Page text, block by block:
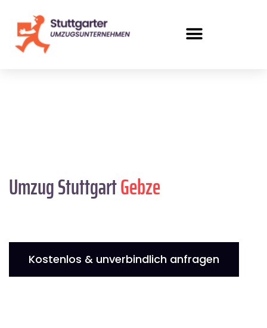
Umzug StuttgartGebze
Kostenlos & unverbindlich anfragen